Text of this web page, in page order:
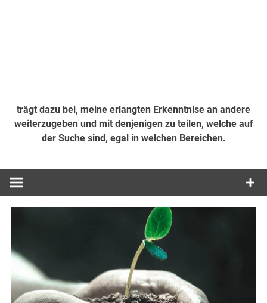
trägt dazu bei, meine erlangten Erkenntnise an andere
weiterzugeben und mit denjenigen zu teilen, welche auf
der Suche sind, egal in welchen Bereichen.